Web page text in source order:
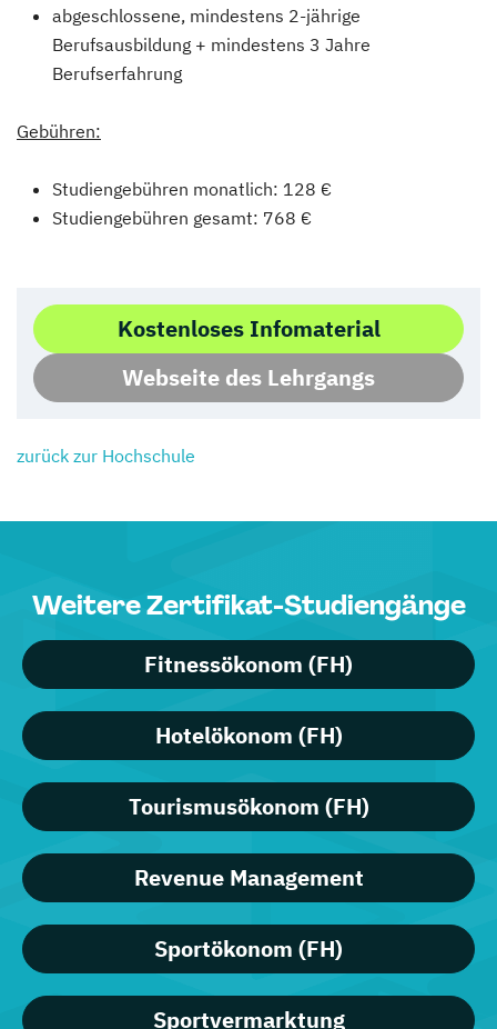
abgeschlossene, mindestens 2-jährige
Berufsausbildung + mindestens 3 Jahre
Berufserfahrung
Gebühren:
Studiengebühren monatlich: 128 €
Studiengebühren gesamt: 768 €
Kostenloses Infomaterial
Webseite des Lehrgangs
zurück zur Hochschule
Weitere Zertifikat-Studiengänge
Fitnessökonom (FH)
Hotelökonom (FH)
Tourismusökonom (FH)
Revenue Management
Sportökonom (FH)
Sportvermarktung